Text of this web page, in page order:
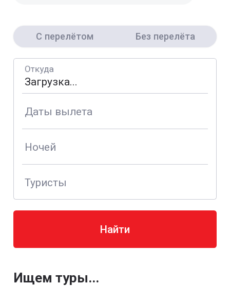
С перелётом Без перелёта
Откуда
Даты вылета
Ночей
Туристы
Найти
Ищем туры...